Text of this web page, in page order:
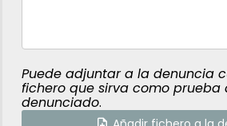
Puede adjuntar a la denuncia
fichero que sirva como prueba
denunciado.